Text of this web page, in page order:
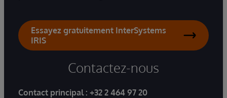
Essayez gratuitement InterSystems
IRIS
Contactez-nous
Contact principal : +32 2 464 97 20